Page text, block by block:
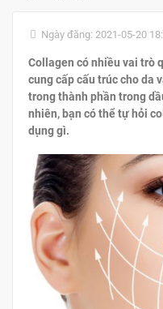
Ngày đăng: 2021-05-20
Collagen có nhiều vai trò
cung cấp cấu trúc cho da
trong thành phần trong
nhiên, bạn có thể tự hỏi
dụng gì.